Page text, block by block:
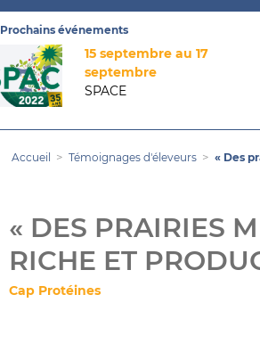
Prochains événements
15 septembre au 17
septembre
SPACE
Accueil Témoignages d'éleveurs « Des
« DES PRAIRIES
RICHE ET
Cap Protéines